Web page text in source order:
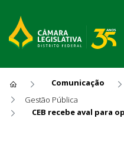
Comunicação
Gestão Pública